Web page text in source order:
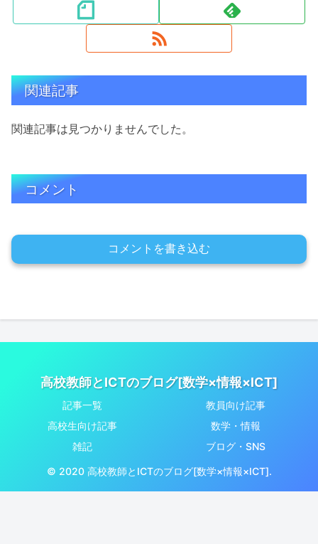
関連記事
関連記事は見つかりませんでした。
コメント
コメントを書き込む
高校教師とICTのブログ[数学×情報×ICT]
記事一覧
教員向け記事
高校生向け記事
数学・情報
雑記
ブログ・SNS
© 2020 高校教師とICTのブログ[数学×情報×ICT].